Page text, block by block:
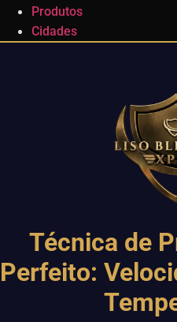
Produtos
Cidades
Técnica de
Perfeito: